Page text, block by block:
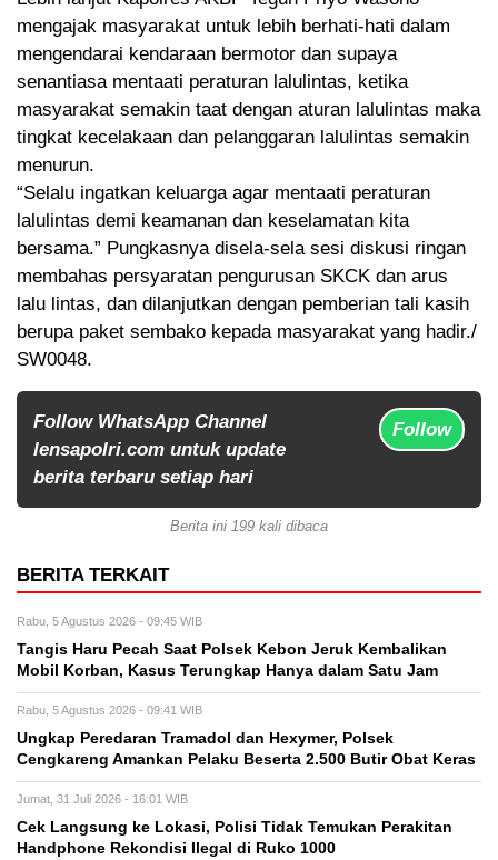
mengajak masyarakat untuk lebih berhati-hati dalam
mengendarai kendaraan bermotor dan supaya
senantiasa mentaati peraturan lalulintas, ketika
masyarakat semakin taat dengan aturan lalulintas maka
tingkat kecelakaan dan pelanggaran lalulintas semakin
menurun.
“Selalu ingatkan keluarga agar mentaati peraturan
lalulintas demi keamanan dan keselamatan kita
bersama.” Pungkasnya disela-sela sesi diskusi ringan
membahas persyaratan pengurusan SKCK dan arus
lalu lintas, dan dilanjutkan dengan pemberian tali kasih
berupa paket sembako kepada masyarakat yang hadir./
SW0048.
Follow WhatsApp Channel
lensapolri.com untuk update
berita terbaru setiap hari
Follow
Berita ini 199 kali dibaca
BERITA TERKAIT
Rabu, 5 Agustus 2026 - 09:45 WIB
Tangis Haru Pecah Saat Polsek Kebon Jeruk Kembalikan
Mobil Korban, Kasus Terungkap Hanya dalam Satu Jam
Rabu, 5 Agustus 2026 - 09:41 WIB
Ungkap Peredaran Tramadol dan Hexymer, Polsek
Cengkareng Amankan Pelaku Beserta 2.500 Butir Obat Keras
Jumat, 31 Juli 2026 - 16:01 WIB
Cek Langsung ke Lokasi, Polisi Tidak Temukan Perakitan
Handphone Rekondisi Ilegal di Ruko 1000